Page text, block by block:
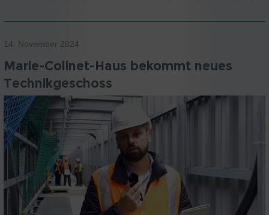
14. November 2024
Marie-Colinet-Haus bekommt neues
Technikgeschoss